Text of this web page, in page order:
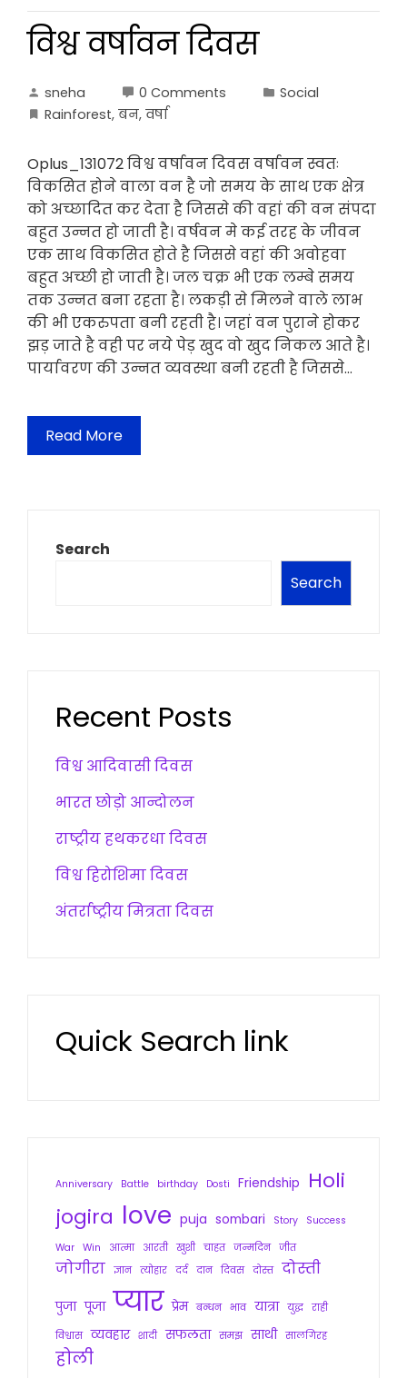
विश्व वर्षावन दिवस
sneha 0 Comments
Social
Rainforest, बन, वर्षा
Oplus_131072 विश्व वर्षावन दिवस वर्षावन स्वतः
विकसित होने वाला वन है जो समय के साथ एक क्षेत्र
को अच्छादित कर देता है जिससे की वहां की वन संपदा
बहुत उन्नत हो जाती है। वर्षवन मे कई तरह के जीवन
एक साथ विकसित होते है जिससे वहां की अवोहवा
बहुत अच्छी हो जाती है। जल चक्र भी एक लम्बे समय
तक उन्नत बना रहता है। लकड़ी से मिलने वाले लाभ
की भी एकरुपता बनी रहती है। जहां वन पुराने होकर
झड़ जाते है वही पर नये पेड़ खुद वो खुद निकल आते है।
पार्यावरण की उन्नत व्यवस्था बनी रहती है जिससे…
Read More
Search
Search
Recent Posts
विश्व आदिवासी दिवस
भारत छोड़ो आन्दोलन
राष्ट्रीय हथकरधा दिवस
विश्व हिरोशिमा दिवस
अंतर्राष्ट्रीय मित्रता दिवस
Quick Search link
Anniversary Battle birthday Dosti Friendship
Holi
jogira love puja sombari Story
Success
War Win आत्मा आरती खुशी चाहत जन्मदिन जीत
जोगीरा ज्ञान त्योहार दर्द दान दिवस दोस्त दोस्ती
पुजा पूजा प्यार प्रेम बन्धन भाव यात्रा युद्ध राही
विश्वास व्यवहार शादी सफलता समझ साथी सालगिरह
होली